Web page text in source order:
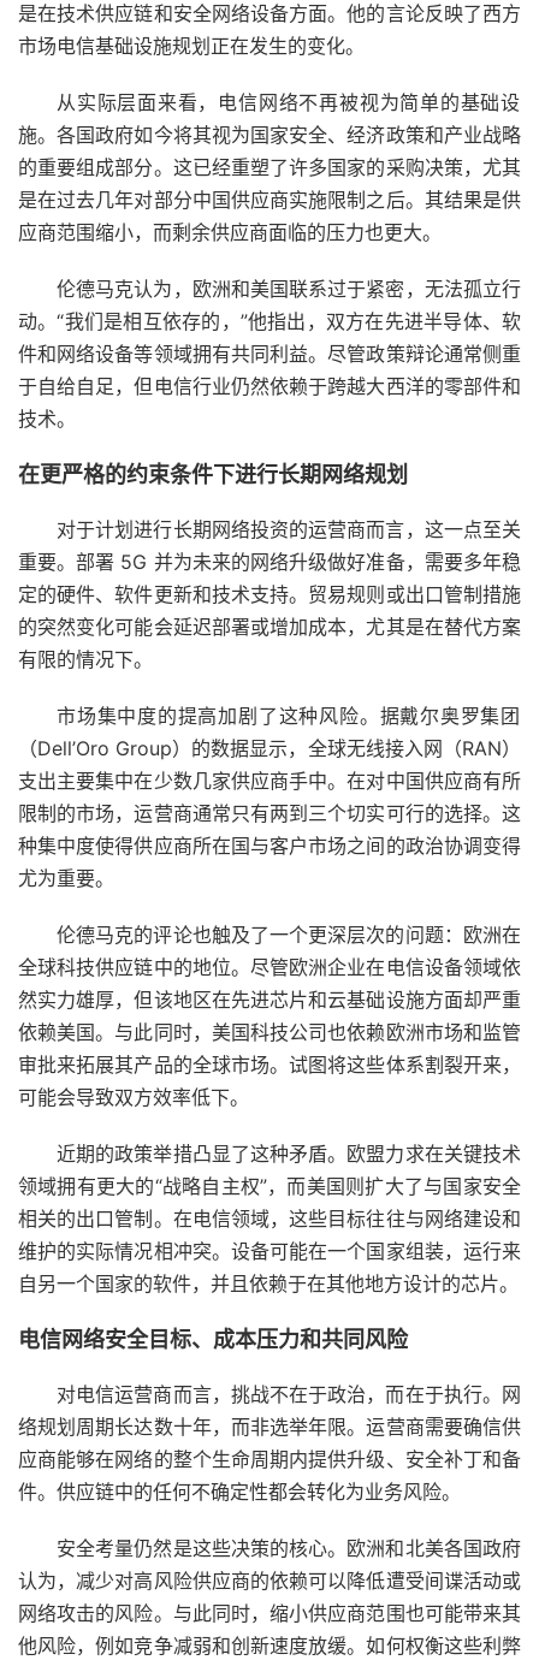
是在技术供应链和安全网络设备方面。他的言论反映了西方
市场电信基础设施规划正在发生的变化。
从实际层面来看，电信网络不再被视为简单的基础设
施。各国政府如今将其视为国家安全、经济政策和产业战略
的重要组成部分。这已经重塑了许多国家的采购决策，尤其
是在过去几年对部分中国供应商实施限制之后。其结果是供
应商范围缩小，而剩余供应商面临的压力也更大。
伦德马克认为，欧洲和美国联系过于紧密，无法孤立行
动。“我们是相互依存的，”他指出，双方在先进半导体、软
件和网络设备等领域拥有共同利益。尽管政策辩论通常侧重
于自给自足，但电信行业仍然依赖于跨越大西洋的零部件和
技术。
在更严格的约束条件下进行长期网络规划
对于计划进行长期网络投资的运营商而言，这一点至关
重要。部署 5G 并为未来的网络升级做好准备，需要多年稳
定的硬件、软件更新和技术支持。贸易规则或出口管制措施
的突然变化可能会延迟部署或增加成本，尤其是在替代方案
有限的情况下。
市场集中度的提高加剧了这种风险。据戴尔奥罗集团
（Dell’Oro Group）的数据显示，全球无线接入网（RAN）
支出主要集中在少数几家供应商手中。在对中国供应商有所
限制的市场，运营商通常只有两到三个切实可行的选择。这
种集中度使得供应商所在国与客户市场之间的政治协调变得
尤为重要。
伦德马克的评论也触及了一个更深层次的问题：欧洲在
全球科技供应链中的地位。尽管欧洲企业在电信设备领域依
然实力雄厚，但该地区在先进芯片和云基础设施方面却严重
依赖美国。与此同时，美国科技公司也依赖欧洲市场和监管
审批来拓展其产品的全球市场。试图将这些体系割裂开来，
可能会导致双方效率低下。
近期的政策举措凸显了这种矛盾。欧盟力求在关键技术
领域拥有更大的“战略自主权”，而美国则扩大了与国家安全
相关的出口管制。在电信领域，这些目标往往与网络建设和
维护的实际情况相冲突。设备可能在一个国家组装，运行来
自另一个国家的软件，并且依赖于在其他地方设计的芯片。
电信网络安全目标、成本压力和共同风险
对电信运营商而言，挑战不在于政治，而在于执行。网
络规划周期长达数十年，而非选举年限。运营商需要确信供
应商能够在网络的整个生命周期内提供升级、安全补丁和备
件。供应链中的任何不确定性都会转化为业务风险。
安全考量仍然是这些决策的核心。欧洲和北美各国政府
认为，减少对高风险供应商的依赖可以降低遭受间谍活动或
网络攻击的风险。与此同时，缩小供应商范围也可能带来其
他风险，例如竞争减弱和创新速度放缓。如何权衡这些利弊